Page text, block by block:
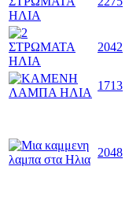
2042
1713
2048